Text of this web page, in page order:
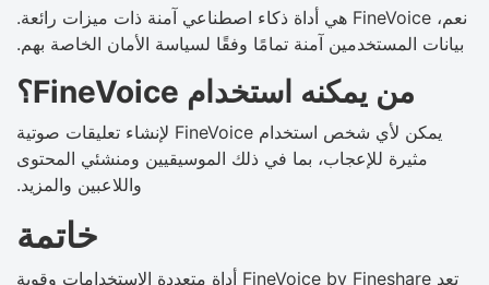
نعم، FineVoice هي أداة ذكاء اصطناعي آمنة ذات ميزات رائعة.
بيانات المستخدمين آمنة تمامًا وفقًا لسياسة الأمان الخاصة بهم.
من يمكنه استخدام FineVoice؟
يمكن لأي شخص استخدام FineVoice لإنشاء تعليقات صوتية
مثيرة للإعجاب، بما في ذلك الموسيقيين ومنشئي المحتوى
واللاعبين والمزيد.
خاتمة
تعد FineVoice by Fineshare أداة متعددة الاستخدامات وقوية